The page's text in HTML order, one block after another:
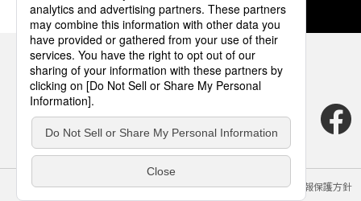
サイトのご利用にあたって クッキーポリシー 個人情報保護方針